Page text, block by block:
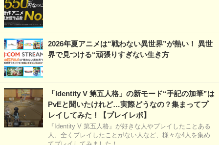
2026年夏アニメは“戦わない異世界”が熱い！ 異世
界で見つける“頑張りすぎない生き方
「Identity V 第五人格」の新モード“手記の加筆”は
PvEと聞いたけれど…実際どうなの？集まってプ
レイしてみた！【プレイレポ】
『Identity V 第五人格』が好きな人やプレイしたことある
人、全くプレイしたことがない人など、様々な4人を集め